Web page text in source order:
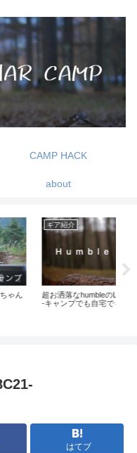
CAMP HACK
about
紹介
MUTHA HUBBA 【マザハバ
購入しました
はてブ